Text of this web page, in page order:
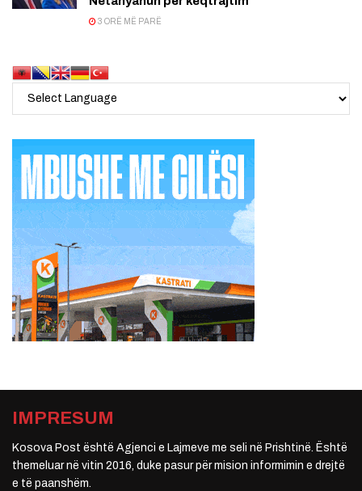
3 ORË MË PARË
IMPRESUM
Kosova Post është Agjenci e Lajmeve me seli në Prishtinë. Është
themeluar në vitin 2016, duke pasur për mision informimin e drejtë
e të paanshëm.